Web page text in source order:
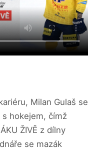
Milan Gulaš se
hokejem, čímž
ŽIVĚ z dílny
se mazák